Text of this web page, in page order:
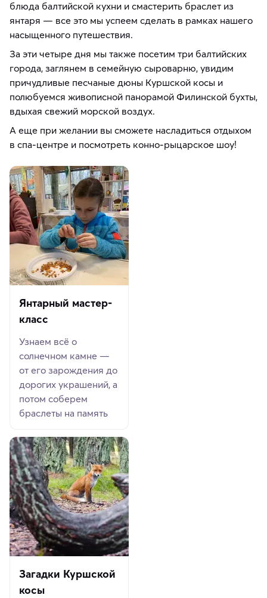
блюда балтийской кухни и смастерить браслет из
янтаря — все это мы успеем сделать в рамках нашего
насыщенного путешествия.
За эти четыре дня мы также посетим три балтийских
города, заглянем в семейную сыроварню, увидим
причудливые песчаные дюны Куршской косы и
полюбуемся живописной панорамой Филинской бухты,
вдыхая свежий морской воздух.
А еще при желании вы сможете насладиться отдыхом
в спа-центре и посмотреть конно-рыцарское шоу!
Янтарный мастер-
класс
Узнаем всё о
солнечном камне —
от его зарождения до
дорогих украшений, а
потом соберем
браслеты на память
Загадки Куршской
косы